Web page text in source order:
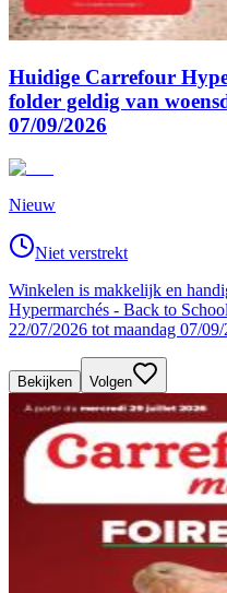
Huidige Carrefour
folder geldig van
07/09/2026
Nieuw
Niet verstrekt
Winkelen is makkelijk en
Hypermarchés - Back to
22/07/2026 tot maandag 07/
Bekijken Volgen